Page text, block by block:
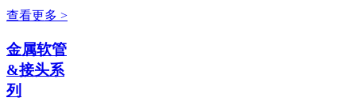
查看更多 >
金属软管
&接头系
列